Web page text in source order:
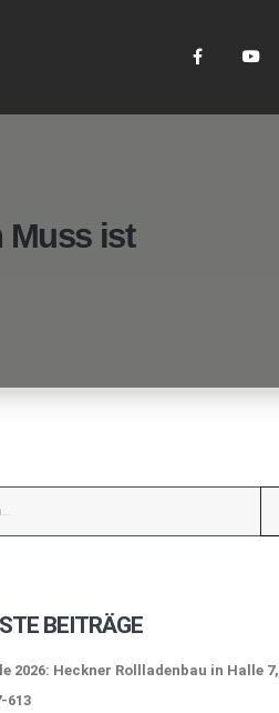
Muss ist
BEITRÄGE
2026: Heckner Rollladenbau in Halle 7,
613